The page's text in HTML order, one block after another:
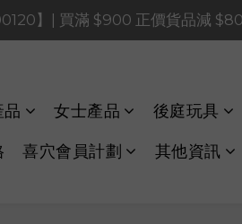
】| 買滿 $900 正價貨品減
】| 買滿 $900 正價貨品減
】| 買滿 $400 正價貨品減 $20
於 2026 年 8 月 9 日（日）凌
】| 買滿 $900 正價貨品減
品 女士產品 後庭玩具
喜穴會員計劃 其他資訊